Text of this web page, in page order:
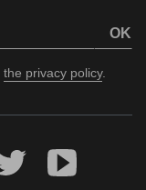
OK
the privacy policy.